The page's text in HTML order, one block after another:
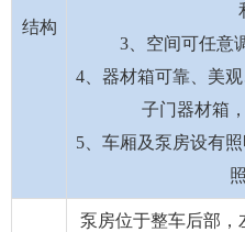
结构
3、空间可任意
4、器材箱可靠、美
子门器材箱
5、车厢及泵房设有
泵房位于整车后部，